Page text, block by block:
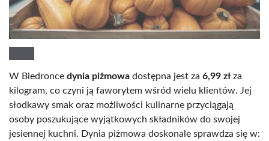
W Biedronce dynia piżmowa dostępna jest za 6,99 zł za
kilogram, co czyni ją faworytem wśród wielu klientów. Jej
słodkawy smak oraz możliwości kulinarne przyciągają
osoby poszukujące wyjątkowych składników do swojej
jesiennej kuchni. Dynia piżmowa doskonale sprawdza się w: